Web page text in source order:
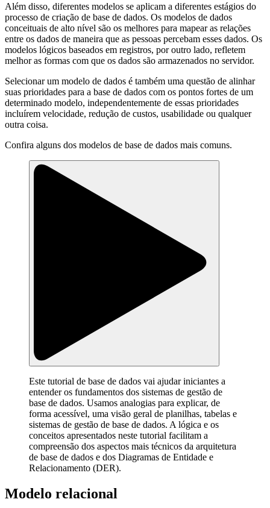
Além disso, diferentes modelos se aplicam a diferentes estágios do
processo de criação de base de dados. Os modelos de dados
conceituais de alto nível são os melhores para mapear as relações
entre os dados de maneira que as pessoas percebam esses dados. Os
modelos lógicos baseados em registros, por outro lado, refletem
melhor as formas com que os dados são armazenados no servidor.
Selecionar um modelo de dados é também uma questão de alinhar
suas prioridades para a base de dados com os pontos fortes de um
determinado modelo, independentemente de essas prioridades
incluírem velocidade, redução de custos, usabilidade ou qualquer
outra coisa.
Confira alguns dos modelos de base de dados mais comuns.
Este tutorial de base de dados vai ajudar iniciantes a
entender os fundamentos dos sistemas de gestão de
base de dados. Usamos analogias para explicar, de
forma acessível, uma visão geral de planilhas, tabelas e
sistemas de gestão de base de dados. A lógica e os
conceitos apresentados neste tutorial facilitam a
compreensão dos aspectos mais técnicos da arquitetura
de base de dados e dos Diagramas de Entidade e
Relacionamento (DER).
Modelo relacional